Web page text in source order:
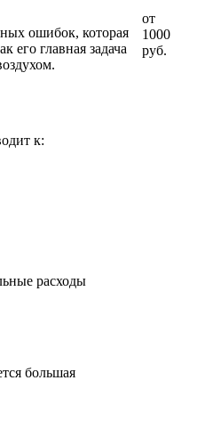
ошибок, которая
его главная задача
к:
расходы
большая
от
1000
руб.